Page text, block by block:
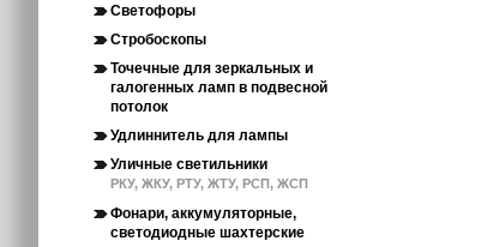
Светофоры
Стробоскопы
Точечные для зеркальных и
галогенных ламп в подвесной
потолок
Удлиннитель для лампы
Уличные светильники
РКУ, ЖКУ, РТУ, ЖТУ, РСП, ЖСП
Фонари, аккумуляторные,
светодиодные шахтерские